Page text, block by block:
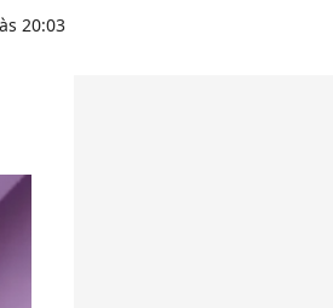
20:03